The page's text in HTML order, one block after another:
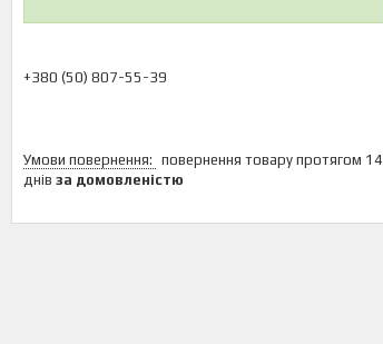
+380 (50) 807-55-39
повернення товару протягом 14
днів за домовленістю